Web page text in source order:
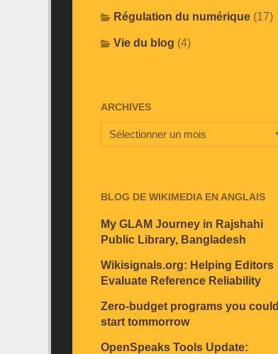
Régulation du numérique (17)
Vie du blog (4)
ARCHIVES
BLOG DE WIKIMEDIA EN ANGLAIS
My GLAM Journey in Rajshahi
Public Library, Bangladesh
Wikisignals.org: Helping Editors
Evaluate Reference Reliability
Zero-budget programs you could
start tommorrow
OpenSpeaks Tools Update: